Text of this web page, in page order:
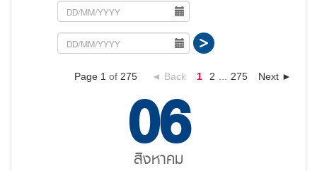
◄ Back 1 2 275 Next ►
Page 1 of 27506
สิงหาคม